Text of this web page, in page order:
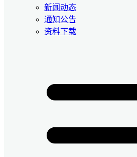
新闻动态
通知公告
资料下载